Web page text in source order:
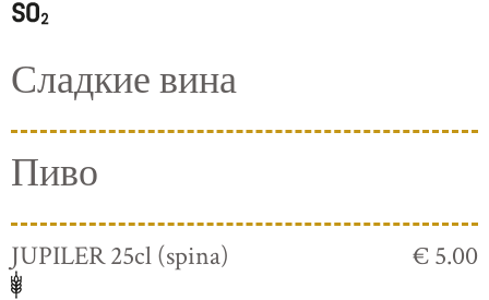
Сладкие вина
Пиво
JUPILER 25cl (spina) € 5.00